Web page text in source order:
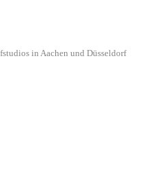
in Aachen und Düsseldorf